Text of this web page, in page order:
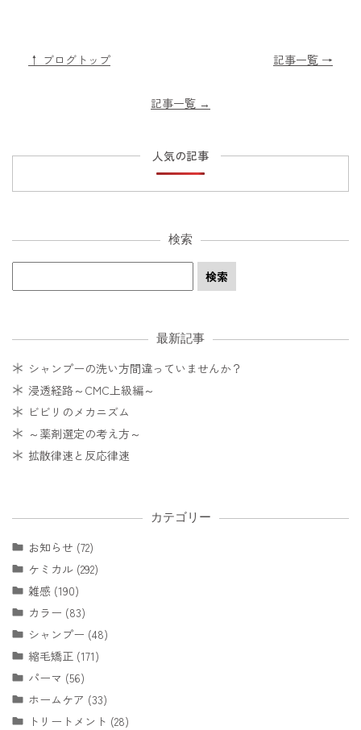
↑ ブログトップ 記事一覧 →
記事一覧 →
人気の記事
検索
最新記事
シャンプーの洗い方間違っていませんか？
浸透経路～CMC上級編～
ビビリのメカニズム
～薬剤選定の考え方～
拡散律速と反応律速
カテゴリー
お知らせ (72)
ケミカル (292)
雑感 (190)
カラー (83)
シャンプー (48)
縮毛矯正 (171)
パーマ (56)
ホームケア (33)
トリートメント (28)